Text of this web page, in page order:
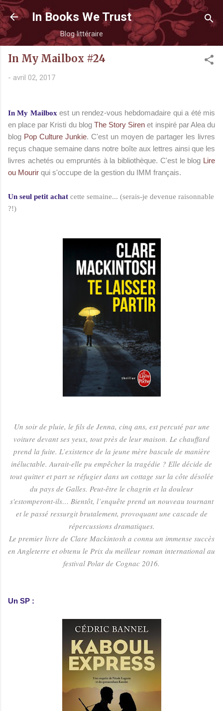
Accéder au contenu principal
In Books We Trust
Blog littéraire
In My Mailbox #24
- avril 02, 2017
In My Mailbox est un rendez-vous hebdomadaire qui a été mis
en place par Kristi du blog The Story Siren et inspiré par Alea du
blog Pop Culture Junkie. C'est un moyen de partager les livres
reçus chaque semaine dans notre boîte aux lettres ainsi que les
livres achetés ou empruntés à la bibliothèque. C'est le blog Lire
ou Mourir qui s'occupe de la gestion du IMM français.
Un seul petit achat cette semaine... (serais-je devenue raisonnable
?!)
Un soir de pluie, le fils de Jenna, cinq ans, est percuté par une
voiture devant ses yeux, tout près de leur maison. Le chauffard
prend la fuite. L’existence de la jeune mère bascule de manière
inéluctable. Aurait-elle pu empêcher la tragédie ? Elle décide de
tout quitter et part se réfugier dans un cottage sur la côte désolée
du pays de Galles. Peut-être le chagrin et la douleur
s'estomperont-ils… Bientôt, l’enquête prend un nouveau tournant
et le passé ressurgit brutalement, provoquant une cascade de
répercussions dramatiques.
Le premier livre de Clare Mackintosh a connu un immense succès
en Angleterre et obtenu le Prix du meilleur roman international au
festival Polar de Cognac 2016.
Un SP :